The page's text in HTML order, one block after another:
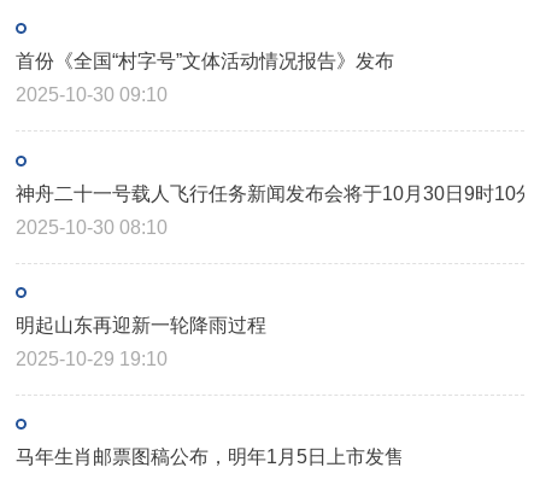
首份《全国“村字号”文体活动情况报告》发布
2025-10-30 09:10
神舟二十一号载人飞行任务新闻发布会将于10月30日9时10分
2025-10-30 08:10
明起山东再迎新一轮降雨过程
2025-10-29 19:10
马年生肖邮票图稿公布，明年1月5日上市发售